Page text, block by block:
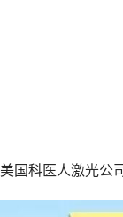
国科医人激光公